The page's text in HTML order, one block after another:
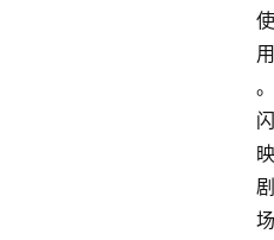
使
用
。
闪
映
剧
场